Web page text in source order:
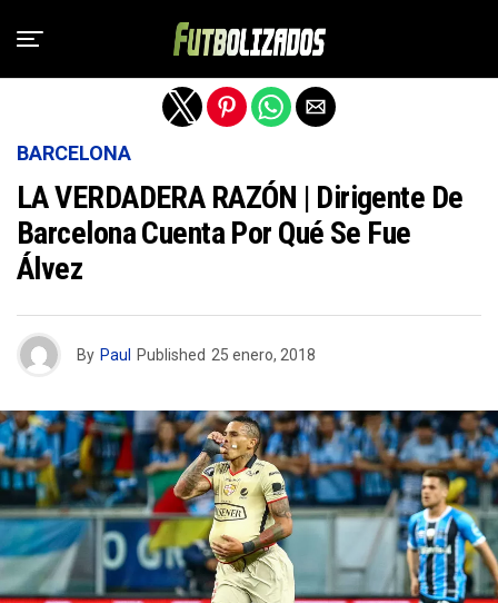
BARCELONA
LA VERDADERA RAZÓN | Dirigente De
Barcelona Cuenta Por Qué Se Fue
Álvez
By Paul Published 25 enero, 2018
Salir de la versión móvil